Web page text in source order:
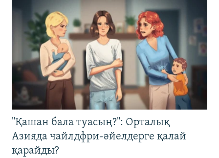
"Қашан бала туасың?": Орталық
Азияда чайлдфри-әйелдерге қалай
қарайды?